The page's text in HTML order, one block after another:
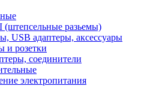
разьемы)
USB адаптеры, аксессуары
и розетки
соединители
электропитания